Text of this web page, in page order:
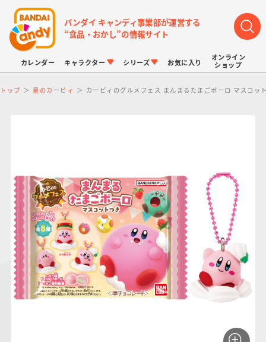
バンダイ キャンディ事業部が運営する
“食品・おかし”の情報サイト
カレンダー キャラクター
仮面ライダーシリー
ズ
ガンダムシリーズ アンパンマン
シリーズ
キャラパキ
にふぉるめーしょん
＆スクエアシール
ポケモンスケールワ
ールド
お気に入り
オンライン
ショップ
トップ 星のカービィ カービィのグルメフェス まんまるたまごボーロ マスコッ